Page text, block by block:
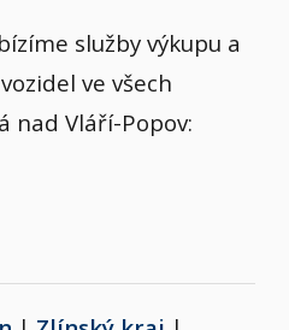
služby výkupu a
ve všech
nad Vláří-Popov: